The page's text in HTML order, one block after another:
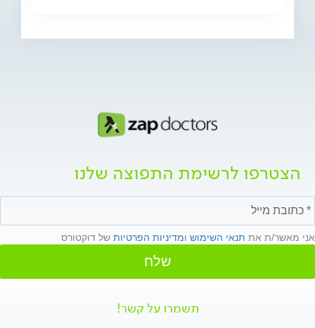
הצטרפו לרשימת התפוצה שלנו
אני מאשר/ת את תנאי השימוש ומדיניות הפרטיות של דוקטורס
שלח
תשמרו על קשר!